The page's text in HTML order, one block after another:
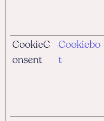
CookieC
onsent
Cookiebo
t